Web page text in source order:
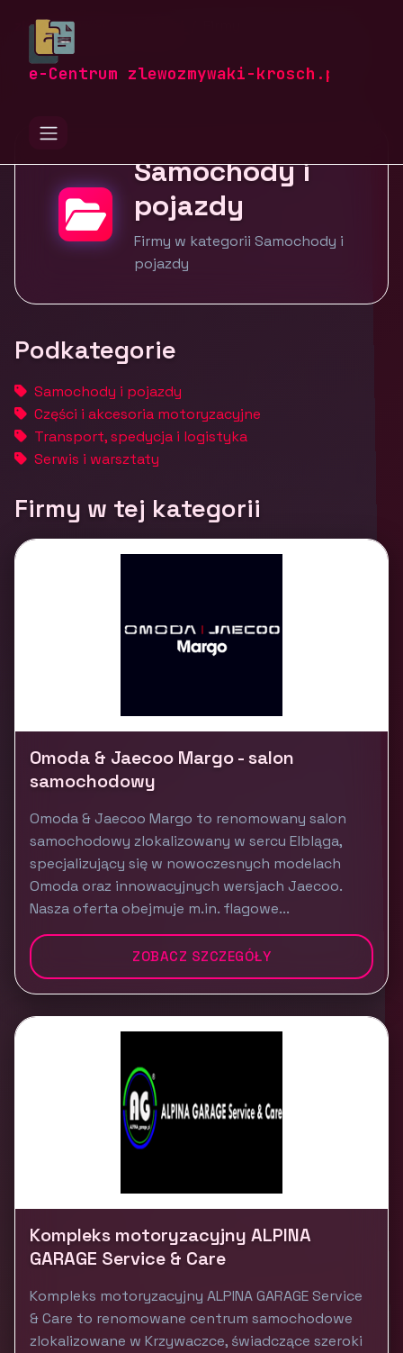
e-Centrum zlewozmywaki-krosch.pl
zlewozmywaki-krosch.pl
Motoryzacja i transport
Samochody i
pojazdy
Firmy w kategorii Samochody i
pojazdy
Podkategorie
Samochody i pojazdy
Części i akcesoria motoryzacyjne
Transport, spedycja i logistyka
Serwis i warsztaty
Firmy w tej kategorii
Omoda & Jaecoo Margo - salon
samochodowy
Omoda & Jaecoo Margo to renomowany salon
samochodowy zlokalizowany w sercu Elbląga,
specjalizujący się w nowoczesnych modelach
Omoda oraz innowacyjnych wersjach Jaecoo.
Nasza oferta obejmuje m.in. flagowe...
ZOBACZ SZCZEGÓŁY
Kompleks motoryzacyjny ALPINA
GARAGE Service & Care
Kompleks motoryzacyjny ALPINA GARAGE Service
& Care to renomowane centrum samochodowe
zlokalizowane w Krzywaczce, świadczące szeroki